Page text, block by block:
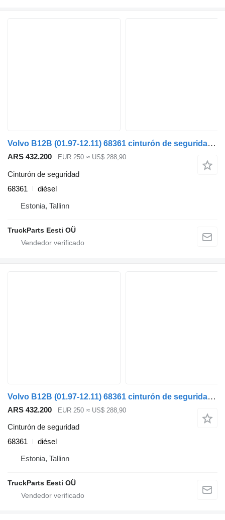
Volvo B12B (01.97-12.11) 68361 cinturón de seguridad para Volvo B6, B7, B9, B10, B12 bus (1978-2011) autobús
ARS 432.200 EUR 250 ≈ US$ 288,90
Cinturón de seguridad
68361
diésel
Estonia, Tallinn
TruckParts Eesti OÜ
Volvo B12B (01.97-12.11) 68361 cinturón de seguridad para Volvo B6, B7, B9, B10, B12 bus (1978-2011) autobús
ARS 432.200 EUR 250 ≈ US$ 288,90
Cinturón de seguridad
68361
diésel
Estonia, Tallinn
TruckParts Eesti OÜ